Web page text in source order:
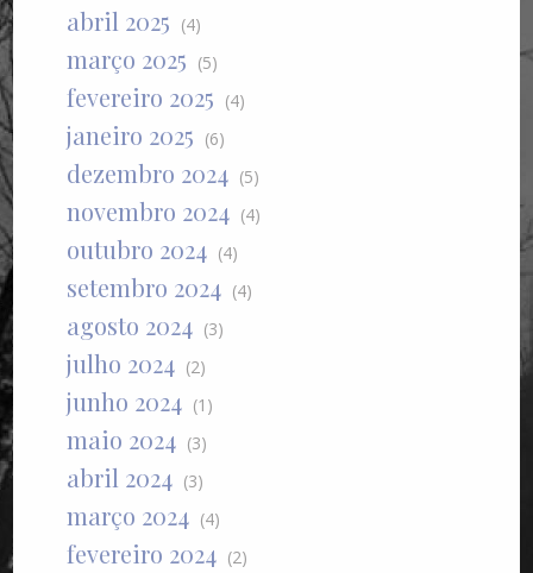
abril 2025 (4)
março 2025 (5)
fevereiro 2025 (4)
janeiro 2025 (6)
dezembro 2024 (5)
novembro 2024 (4)
outubro 2024 (4)
setembro 2024 (4)
agosto 2024 (3)
julho 2024 (2)
junho 2024 (1)
maio 2024 (3)
abril 2024 (3)
março 2024 (4)
fevereiro 2024 (2)